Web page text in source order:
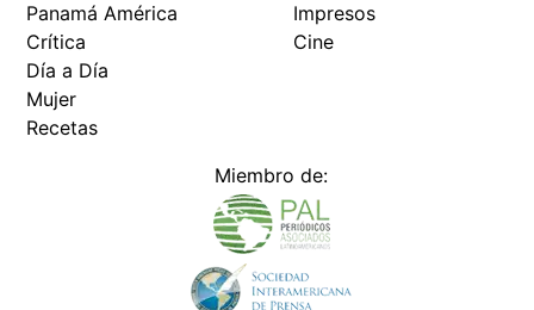
Panamá América
Crítica
Día a Día
Mujer
Recetas
Impresos
Cine
Miembro de: